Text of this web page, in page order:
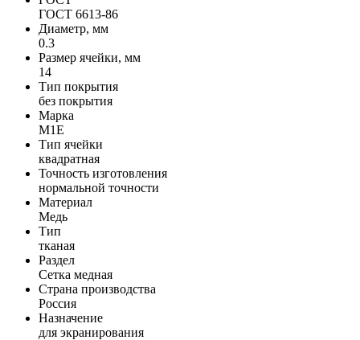
ГОСТ 6613-86
Диаметр, мм
0.3
Размер ячейки, мм
14
Тип покрытия
без покрытия
Марка
М1Е
Тип ячейки
квадратная
Точность изготовления
нормальной точности
Материал
Медь
Тип
тканая
Раздел
Сетка медная
Страна производства
Россия
Назначение
для экранирования